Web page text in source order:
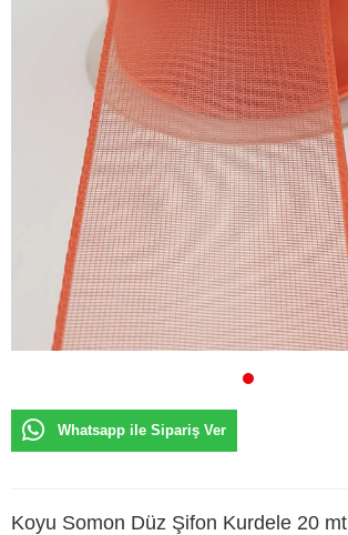
Whatsapp ile Sipariş Ver
Koyu Somon Düz Şifon Kurdele 20 mt